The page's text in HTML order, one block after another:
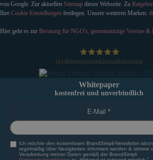
von Google. Zur aktuellen Sitemap dieser Webseite. Zu
Ihre Cookie Einstellungen festlegen. Unsere weiteren Marken:
Hier geht es zur Beratung für NGO's, gemeinnützige Vereine &
154 Bewertungen auf ProvenExpert.com
Whitepaper
kostenfrei und unverbindlich
E-Mail
Ich möchte den kostenlosen BrandSimpli-Newsletter
regelmäßig über Neuigkeiten informiert werden & stimme
Verarbeitung meiner Daten gemäß der BrandSimpli